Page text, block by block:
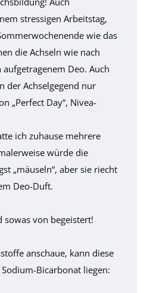
stressigen Arbeitstag,
wie das
die Achseln wie nach
Deo. Auch
der Achselgegend nur
„Perfect Day“, Nivea-
ich zuhause mehrere
würde die
„mäuseln“, aber sie riecht
Deo-Duft.
von begeistert!
anschaue, kann diese
Bicarbonat liegen: